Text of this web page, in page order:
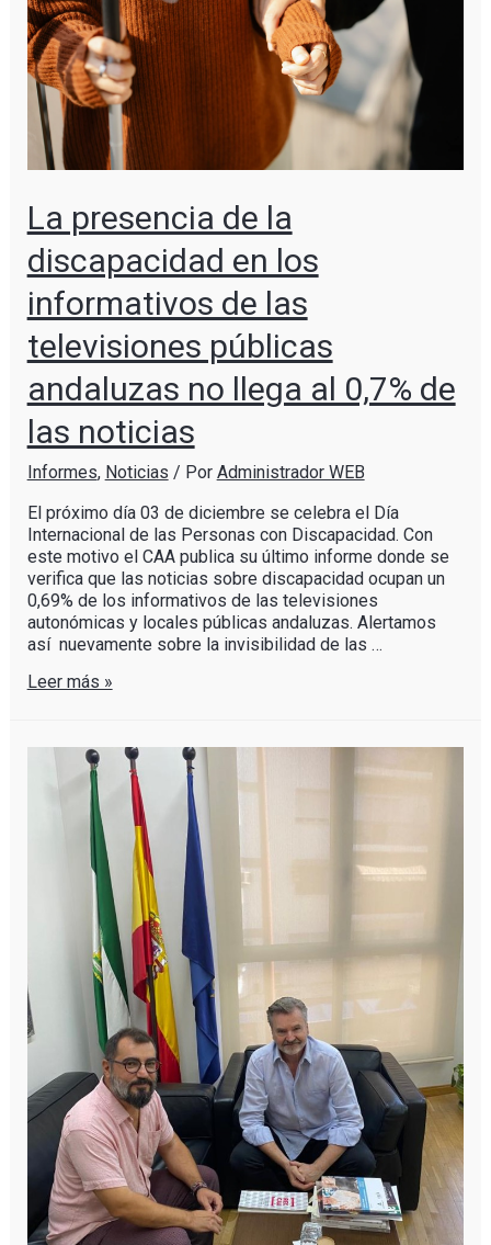
La presencia de la
discapacidad en los
informativos de las
televisiones públicas
andaluzas no llega al 0,7% de
las noticias
Informes, Noticias / Por Administrador WEB
El próximo día 03 de diciembre se celebra el Día
Internacional de las Personas con Discapacidad. Con
este motivo el CAA publica su último informe donde se
verifica que las noticias sobre discapacidad ocupan un
0,69% de los informativos de las televisiones
autonómicas y locales públicas andaluzas. Alertamos
así nuevamente sobre la invisibilidad de las …
Leer más »